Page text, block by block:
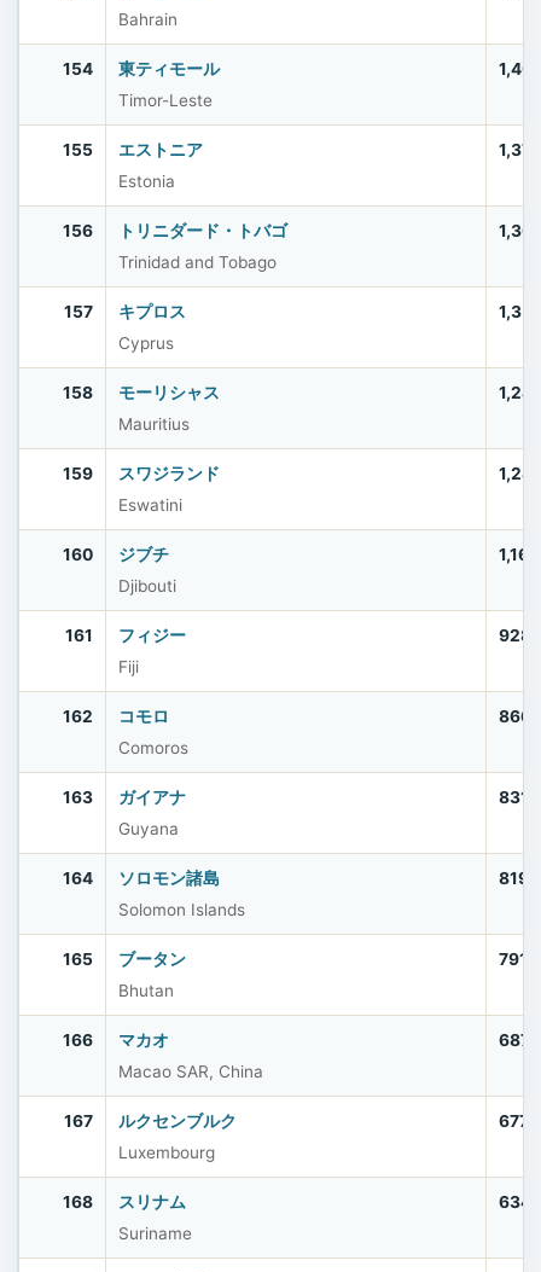
Bahrain
154
東ティモール
Timor-Leste
155
エストニア
Estonia
156
トリニダード・トバゴ
Trinidad and Tobago
157
キプロス
Cyprus
158
モーリシャス
Mauritius
159
スワジランド
Eswatini
160
ジブチ
Djibouti
161
フィジー
Fiji
162
コモロ
Comoros
163
ガイアナ
Guyana
164
ソロモン諸島
Solomon Islands
165
ブータン
Bhutan
166
マカオ
Macao SAR, China
167
ルクセンブルク
Luxembourg
168
スリナム
Suriname